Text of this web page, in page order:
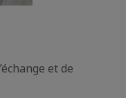
et de